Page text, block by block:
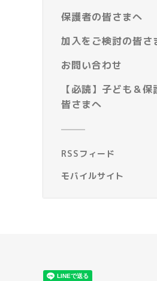
保護者の皆さまへ
加入をご検討の皆さ
お問い合わせ
【必読】子ども＆保
皆さまへ
RSSフィード
モバイルサイト